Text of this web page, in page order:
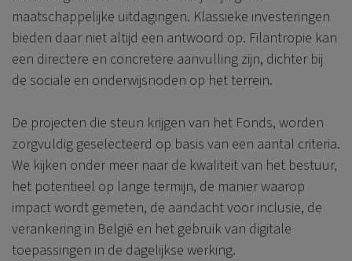
maatschappelijke uitdagingen. Klassieke investeringen
bieden daar niet altijd een antwoord op. Filantropie kan
een directere en concretere aanvulling zijn, dichter bij
de sociale en onderwijsnoden op het terrein.
De projecten die steun krijgen van het Fonds, worden
zorgvuldig geselecteerd op basis van een aantal criteria.
We kijken onder meer naar de kwaliteit van het bestuur,
het potentieel op lange termijn, de manier waarop
impact wordt gemeten, de aandacht voor inclusie, de
verankering in België en het gebruik van digitale
toepassingen in de dagelijkse werking.